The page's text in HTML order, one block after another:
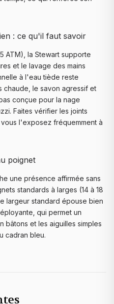
: ce qu'il faut savoir
ATM), la Stewart supporte
et le lavage des mains
à l'eau tiède reste
chaude, le savon agressif et
conçue pour la nage
Faites vérifier les joints
l'exposez fréquemment à
poignet
une présence affirmée sans
standards à larges (14 à 18
largeur standard épouse bien
qui permet un
bâtons et les aiguilles simples
cadran bleu.